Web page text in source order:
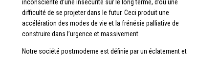
inconsciente d’une insécurité sur le long terme, d’ou une
difficulté de se projeter dans le futur. Ceci produit une
accélération des modes de vie et la frénésie palliative de
construire dans l’urgence et massivement.
Notre société postmoderne est définie par un éclatement et